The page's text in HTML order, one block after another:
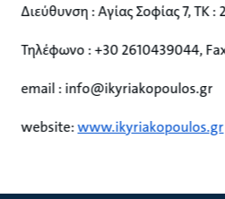
Διεύθυνση : Αγίας Σοφίας 7, ΤΚ :
Τηλέφωνο : +30 2610439044,
email : info@ikyriakopoulos.gr
website:www.ikyriakopoulos.gr